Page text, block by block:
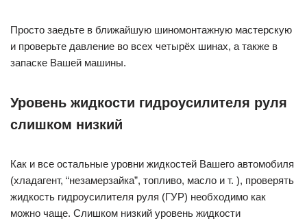
Просто заедьте в ближайшую шиномонтажную мастерскую
и проверьте давление во всех четырёх шинах, а также в
запаске Вашей машины.
Уровень жидкости гидроусилителя руля
слишком низкий
Как и все остальные уровни жидкостей Вашего автомобиля
(хладагент, “незамерзайка”, топливо, масло и т. ), проверять
жидкость гидроусилителя руля (ГУР) необходимо как
можно чаще. Слишком низкий уровень жидкости